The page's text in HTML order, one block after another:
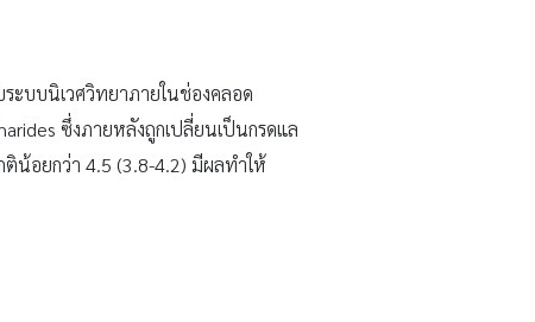
บบนิเวศวิทยาภายในช่องคลอด
ซึ่งภายหลังถูกเปลี่ยนเป็นกรดแล
น้อยกว่า 4.5 (3.8-4.2) มีผลทำให้